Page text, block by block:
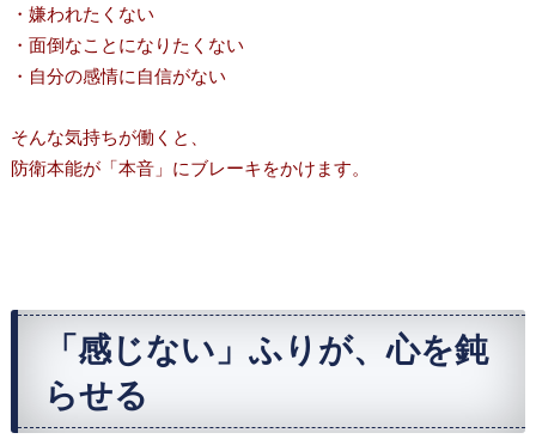
・嫌われたくない
・面倒なことになりたくない
・自分の感情に自信がない
そんな気持ちが働くと、
防衛本能が「本音」にブレーキをかけます。
「感じない」ふりが、心を鈍
らせる